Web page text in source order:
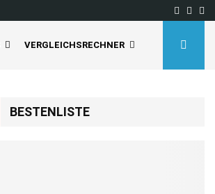
VERGLEICHSRECHNER
BESTENLISTE